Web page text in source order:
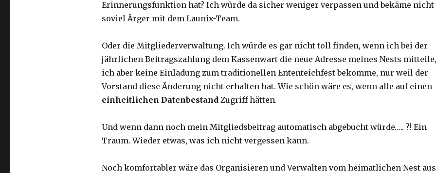
Erinnerungsfunktion hat? Ich würde da sicher weniger verpassen und bekäme nicht
soviel Ärger mit dem Launix-Team.
Oder die Mitgliederverwaltung. Ich würde es gar nicht toll finden, wenn ich bei der
jährlichen Beitragszahlung dem Kassenwart die neue Adresse meines Nests
ich aber keine Einladung zum traditionellen Ententeichfest bekomme, nur weil der
Vorstand diese Änderung nicht erhalten hat. Wie schön wäre es, wenn alle auf einen
einheitlichen Datenbestand Zugriff hätten.
Und wenn dann noch mein Mitgliedsbeitrag automatisch abgebucht würde….. ?! Ein
Traum. Wieder etwas, was ich nicht vergessen kann.
Noch komfortabler wäre das Organisieren und Verwalten vom heimatlichen Nest